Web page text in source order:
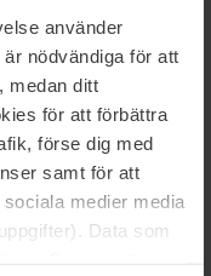
använder
nödvändiga för att
medan ditt
för att förbättra
förse dig med
samt för att
medier media
Data som